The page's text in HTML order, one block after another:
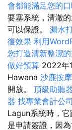
會都能滿足您的
要塞系統，清澈
可以保證。 漏水
復效果 利用
您打造清新整潔
做好預算 2022年
Hawana 沙鹿按
開放。 頂級助聽
器 找專業會計公
Lagun系統時，
是申請簽證，因